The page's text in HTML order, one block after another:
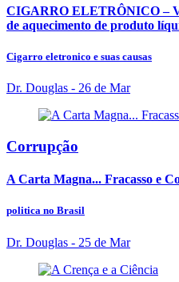
CIGARRO ELETRÔNICO –
de aquecimento de produto
Cigarro eletronico e suas causas
Dr. Douglas - 26 de Mar
Corrupção
A Carta Magna... Fracasso e
politica no Brasil
Dr. Douglas - 25 de Mar